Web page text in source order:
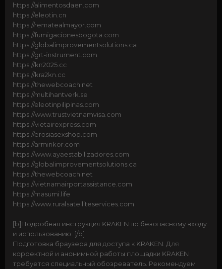
https://alimentosdaen.com
https://eleotin.cn
https://rematealmayor.com
https://fumigacionesbogota.com
https://globalimprovementsolutions.ca
https://grt-instrument.com
https://kn2025.cc
https://kra2kn.cc
https://thewebcoach.net
https://multihantverk.se
https://eleotinpilipinas.com
https://www.trustvietnamvisa.com
https://vietairexpress.com
https://erosiasexshop.com
https://arminkor.com
https://www.ayaestabilizadores.com
https://globalimprovementsolutions.ca
https://thewebcoach.net
https://vietnamairportassistance.com
https://masumi.life
https://www.ruralsatelliteservices.com
[b]Подробная инструкция KRAKEN по безопасному входу
и использованию: [/b]
Подготовка браузера для доступа к KRAKEN. Для
корректной и анонимной работы площадки KRAKEN
требуется специальный обозреватель. Рекомендуем